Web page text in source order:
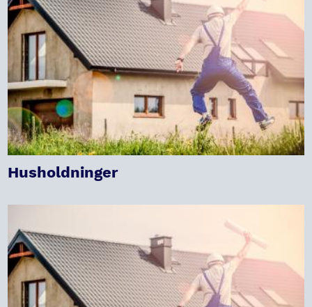
Husholdninger